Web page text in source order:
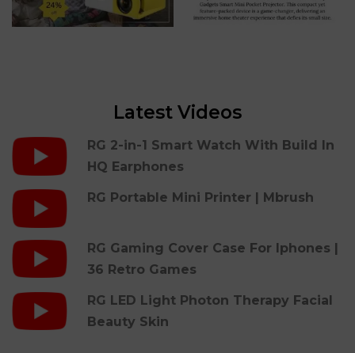
Latest Videos
RG 2-in-1 Smart Watch With Build In
HQ Earphones
RG Portable Mini Printer | Mbrush
RG Gaming Cover Case For Iphones |
36 Retro Games
RG LED Light Photon Therapy Facial
Beauty Skin